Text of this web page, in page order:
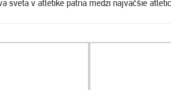
sveta v atletike patria medzi najväčšie